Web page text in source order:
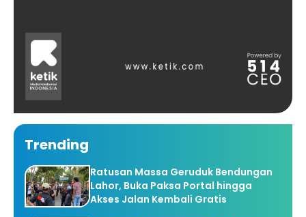
Trending
Ratusan Massa Geruduk Bendungan
Lahor, Buka Paksa Portal hingga
Akses Jalan Kembali Gratis